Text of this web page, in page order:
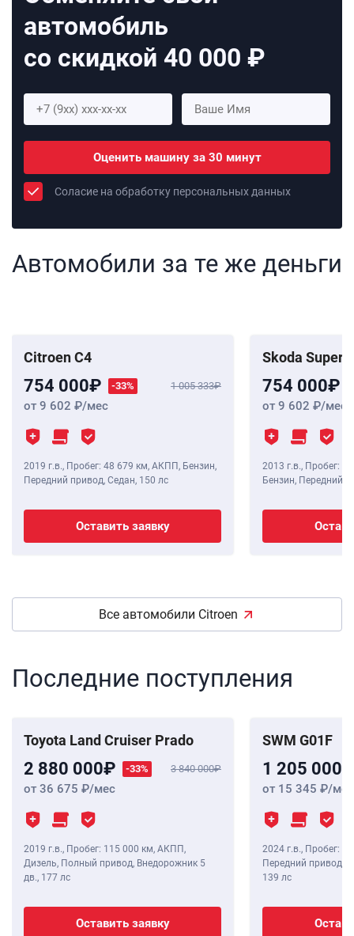
автомобиль
со скидкой 40 000 ₽
Оценить машину за 30 минут
Соласие на обработку персональных данных
Автомобили за те же деньги
Citroen C4
754 000 -33% 1 005 333
от 9 602 /мес
2019 г.в., Пробег: 48 679 км, АКПП, Бензин,
Передний привод, Седан, 150 лс
Оставить заявку
Skoda Superb
754 000
от 9 602 /мес
2013 г.в., Пробег:
Бензин, Передний
Все автомобили Citroen
Последние поступления
Toyota Land Cruiser Prado
2 880 000 -33% 3 840 000
от 36 675 /мес
2019 г.в., Пробег: 115 000 км, АКПП,
Дизель, Полный привод, Внедорожник 5
дв., 177 лс
Оставить заявку
SWM G01F
1 205 000
от 15 345 /мес
2024 г.в., Пробег: 8
Передний привод,
139 лс